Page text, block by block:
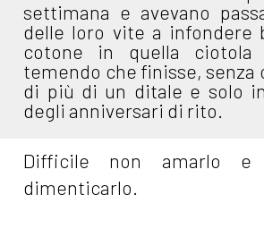
settimana e avevano
delle loro vite a infondere
cotone in quella ciotola
temendo che finisse, senza
di più di un ditale e solo
degli anniversari di rito.
Difficile non amarlo e
dimenticarlo.